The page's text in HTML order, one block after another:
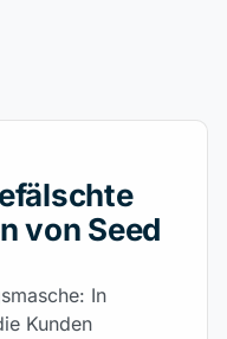
von Seed
In
Kunden